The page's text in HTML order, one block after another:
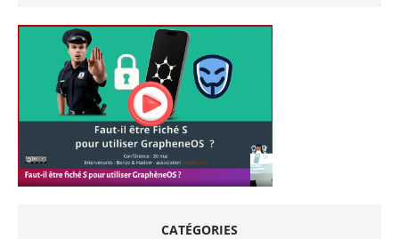
CATÉGORIES